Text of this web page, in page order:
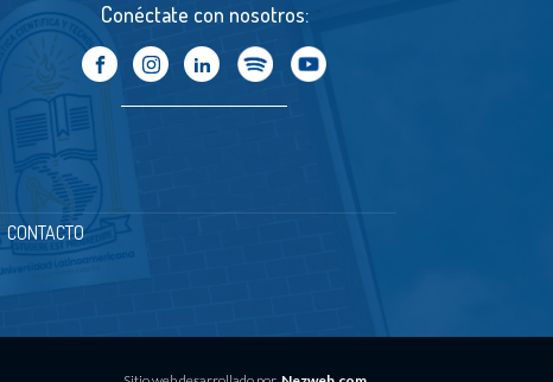
Conéctate con nosotros:
CONTACTO